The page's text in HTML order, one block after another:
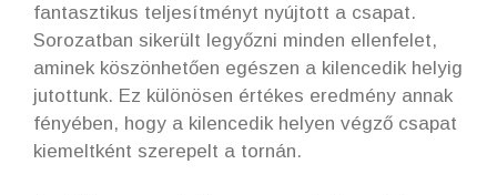
fantasztikus teljesítményt nyújtott a csapat.
Sorozatban sikerült legyőzni minden ellenfelet,
aminek köszönhetően egészen a kilencedik helyig
jutottunk. Ez különösen értékes eredmény annak
fényében, hogy a kilencedik helyen végző csapat
kiemeltként szerepelt a tornán.